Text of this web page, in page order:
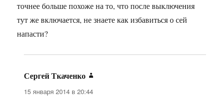
точнее больше похоже на то, что после выключения
тут же включается, не знаете как избавиться о сей
напасти?
Сергей Ткаченко
15 января 2014 в 20:44